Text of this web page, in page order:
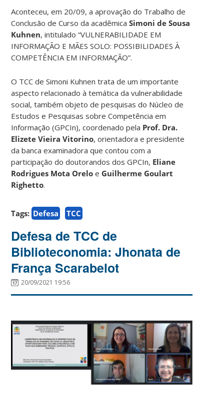
Aconteceu, em 20/09, a aprovação do Trabalho de
Conclusão de Curso da acadêmicaSimoni de Sousa
Kuhnen, intitulado “VULNERABILIDADE EM
INFORMAÇÃO E MÃES SOLO: POSSIBILIDADES À
COMPETÊNCIA EM INFORMAÇÃO”.
O TCC de Simoni Kuhnen trata de um importante
aspecto relacionado à temática da vulnerabilidade
social, também objeto de pesquisas do Núcleo de
Estudos e Pesquisas sobre Competência em
Informação (GPCIn), coordenado pela Prof. Dra.
Elizete Vieira Vitorino, orientadora e presidente
da banca examinadora que contou com a
participação do doutorandos dos GPCIn, Eliane
Rodrigues Mota Orelo e Guilherme Goulart
Righetto.
Tags: Defesa TCC
Defesa de TCC de
Biblioteconomia: Jhonata de
França Scarabelot
20/09/2021 19:56